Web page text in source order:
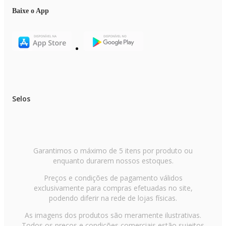
Itens inclusos na embalagem: 1 Refrigerador, 1 manual, 1 kit bandeja de
Garantia Estendida ou Adicional: 10 anos no compressor
Baixe o App
Selos
Garantimos o máximo de 5 itens por produto ou
enquanto durarem nossos estoques.
Preços e condições de pagamento válidos
exclusivamente para compras efetuadas no site,
podendo diferir na rede de lojas físicas.
As imagens dos produtos são meramente ilustrativas.